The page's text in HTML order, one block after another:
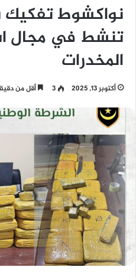
نواكشوط تفكيك
تنشط في مجال
المخدرات
أكتوبر 13, 2025 3 أقل من